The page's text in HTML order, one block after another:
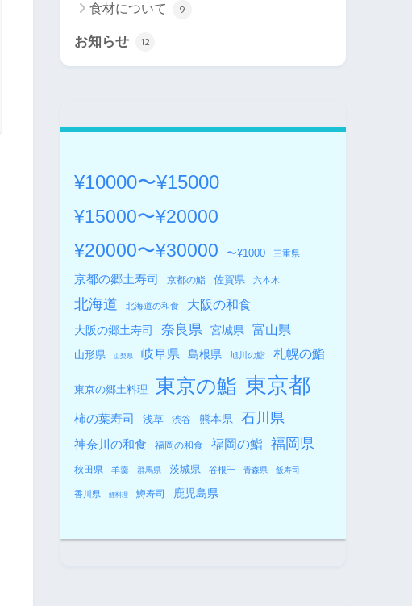
食材について 9
お知らせ 12
¥10000〜¥15000
¥15000〜¥20000
¥20000〜¥30000
〜¥1000 三重県
京都の郷土寿司 京都の鮨 佐賀県 六本木
北海道 北海道の和食 大阪の和食
大阪の郷土寿司 奈良県 宮城県 富山県
山形県 山梨県 岐阜県 島根県 旭川の鮨 札幌の鮨
東京の郷土料理 東京の鮨 東京都
柿の葉寿司 浅草 渋谷 熊本県 石川県
神奈川の和食 福岡の和食 福岡の鮨 福岡県
秋田県 羊羹 群馬県 茨城県 谷根千 青森県 飯寿司
香川県 鯉料理 鱒寿司 鹿児島県